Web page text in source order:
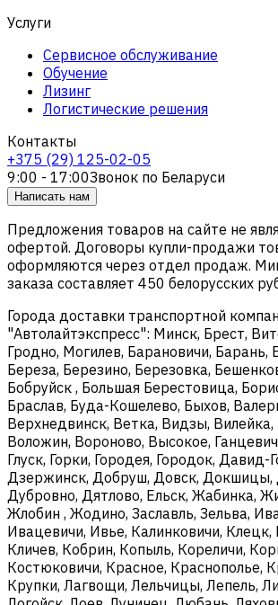
Услуги
Сервисное обслуживание
Обучение
Лизинг
Логистические решения
Контакты
+375 (29) 125-02-05
9:00 - 17:00Звонок по Беларуси
Написать нам
Предложения товаров на сайте не
офертой. Договоры купли-продажи
оформляются через отдел продаж.
заказа составляет 450 белорусских
Города доставки транспортной
"Автолайтэкспресс": Минск, Брест,
Гродно, Могилев, Барановичи, Барань,
Береза, Березино, Березовка,
Бобруйск , Большая Берестовица,
Браслав, Буда-Кошелево, Быхов,
Верхнедвинск, Ветка, Видзы, Вилейка,
Воложин, Вороново, Высокое,
Глуск, Горки, Городея, Городок, Давид-
Дзержинск, Добруш, Довск, Докшицы,
Дубровно, Дятлово, Ельск, Жабинка,
Жлобин , Жодино, Заславль, Зельва,
Ивацевичи, Ивье, Калинковичи, Клецк,
Кличев, Кобрин, Копыль, Кореличи,
Костюковичи, Красное, Краснополье,
Крупки, Лагвощи, Лельчицы, Лепель,